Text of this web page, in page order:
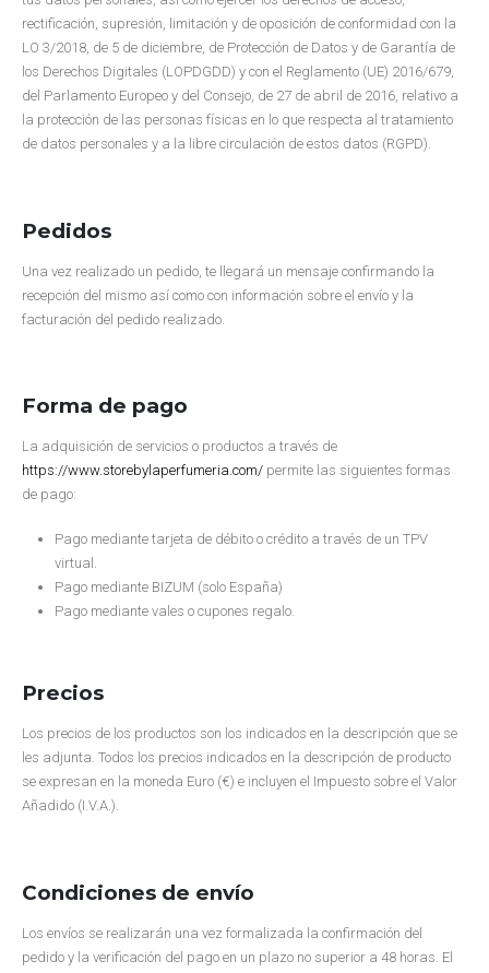
rectificación, supresión, limitación y de oposición de conformidad con la
LO 3/2018, de 5 de diciembre, de Protección de Datos y de Garantía de
los Derechos Digitales (LOPDGDD) y con el Reglamento (UE) 2016/679,
del Parlamento Europeo y del Consejo, de 27 de abril de 2016, relativo a
la protección de las personas físicas en lo que respecta al tratamiento
de datos personales y a la libre circulación de estos datos (RGPD).
Pedidos
Una vez realizado un pedido, te llegará un mensaje confirmando la
recepción del mismo así como con información sobre el envío y la
facturación del pedido realizado.
Forma de pago
La adquisición de servicios o productos a través de
https://www.storebylaperfumeria.com/ permite las siguientes formas
de pago:
Pago mediante tarjeta de débito o crédito a través de un TPV
virtual.
Pago mediante BIZUM (solo España)
Pago mediante vales o cupones regalo.
Precios
Los precios de los productos son los indicados en la descripción que se
les adjunta. Todos los precios indicados en la descripción de producto
se expresan en la moneda Euro (€) e incluyen el Impuesto sobre el Valor
Añadido (I.V.A.).
Condiciones de envío
Los envíos se realizarán una vez formalizada la confirmación del
pedido y la verificación del pago en un plazo no superior a 48 horas. El